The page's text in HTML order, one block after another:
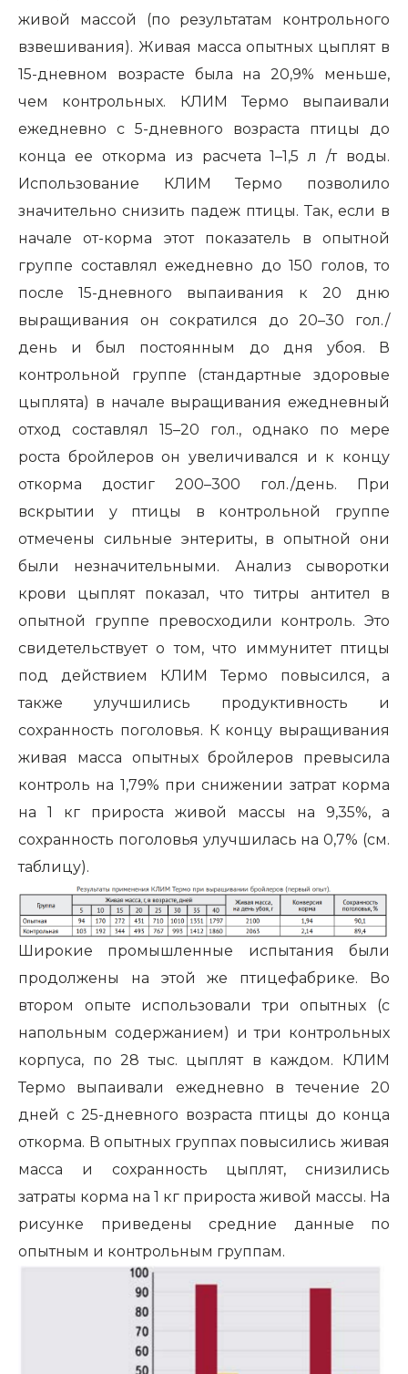
живой массой (по результатам контрольного
взвешивания). Живая масса опытных цыплят в
15-дневном возрасте была на 20,9% меньше,
чем контрольных. КЛИМ Термо выпаивали
ежедневно с 5-дневного возраста птицы до
конца ее откорма из расчета 1–1,5 л /т воды.
Использование КЛИМ Термо позволило
значительно снизить падеж птицы. Так, если в
начале от-корма этот показатель в опытной
группе составлял ежедневно до 150 голов, то
после 15-дневного выпаивания к 20 дню
выращивания он сократился до 20–30 гол./
день и был постоянным до дня убоя. В
контрольной группе (стандартные здоровые
цыплята) в начале выращивания ежедневный
отход составлял 15–20 гол., однако по мере
роста бройлеров он увеличивался и к концу
откорма достиг 200–300 гол./день. При
вскрытии у птицы в контрольной группе
отмечены сильные энтериты, в опытной они
были незначительными. Анализ сыворотки
крови цыплят показал, что титры антител в
опытной группе превосходили контроль. Это
свидетельствует о том, что иммунитет птицы
под действием КЛИМ Термо повысился, а
также улучшились продуктивность и
сохранность поголовья. К концу выращивания
живая масса опытных бройлеров превысила
контроль на 1,79% при снижении затрат корма
на 1 кг прироста живой массы на 9,35%, а
сохранность поголовья улучшилась на 0,7% (см.
таблицу).
Широкие промышленные испытания были
продолжены на этой же птицефабрике. Во
втором опыте использовали три опытных (с
напольным содержанием) и три контрольных
корпуса, по 28 тыс. цыплят в каждом. КЛИМ
Термо выпаивали ежедневно в течение 20
дней с 25-дневного возраста птицы до конца
откорма. В опытных группах повысились живая
масса и сохранность цыплят, снизились
затраты корма на 1 кг прироста живой массы. На
рисунке приведены средние данные по
опытным и контрольным группам.